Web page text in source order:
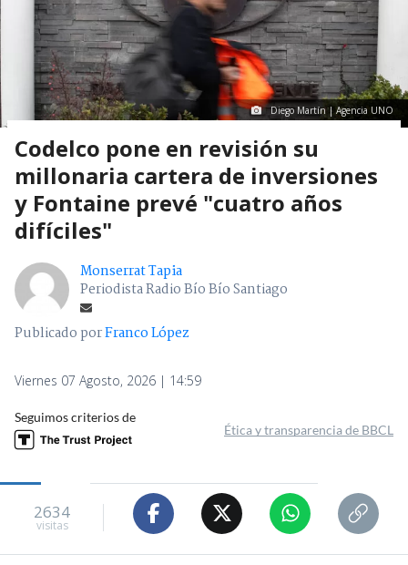
Diego Martín | Agencia UNO
Codelco pone en revisión su
millonaria cartera de inversiones
y Fontaine prevé "cuatro años
difíciles"
Monserrat Tapia
Periodista Radio Bío Bío Santiago
Publicado porFranco López
Viernes 07 Agosto, 2026 | 14:59
Seguimos criterios de
Ética y transparencia de BBCL
2634
visitas